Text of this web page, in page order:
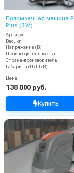
Поломоечная машина
Plus (36V)
Артикул
Вес, кг
Напряжение (В)
Производительность по площади (м2/ч)
Страна-производитель
Габариты (ДхШхВ)
Цена
138 000 руб.
Купить